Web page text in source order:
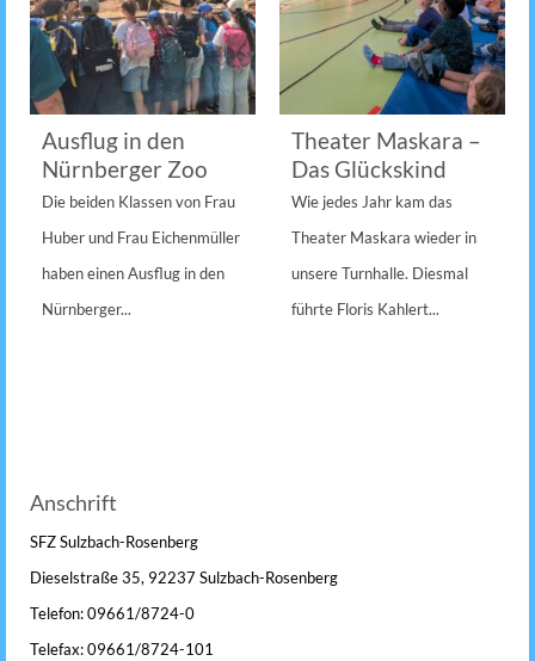
Ausflug in den
Nürnberger Zoo
Die beiden Klassen von Frau
Huber und Frau Eichenmüller
haben einen Ausflug in den
Nürnberger...
Theater Maskara –
Das Glückskind
Wie jedes Jahr kam das
Theater Maskara wieder in
unsere Turnhalle. Diesmal
führte Floris Kahlert...
Anschrift
SFZ Sulzbach-Rosenberg
Dieselstraße 35, 92237 Sulzbach-Rosenberg
Telefon: 09661/8724-0
Telefax: 09661/8724-101